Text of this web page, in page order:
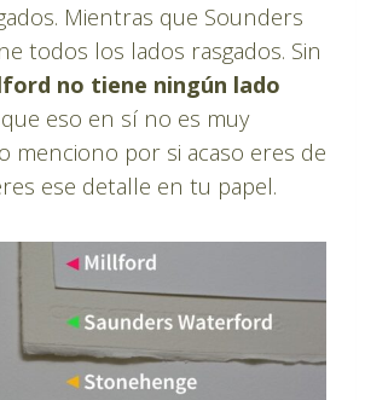
Mientras que Sounders
todos los lados rasgados. Sin
no tiene ningún lado
eso en sí no es muy
menciono por si acaso eres de
ese detalle en tu papel.